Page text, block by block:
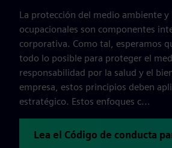
La protección del medio ambiente y
ocupacionales son componentes
corporativa. Como tal, esperamos
todo lo posible para proteger el
responsabilidad por la salud y el
empresa, estos principios deben
estratégico. Estos enfoques c...
Lea el Código de conducta